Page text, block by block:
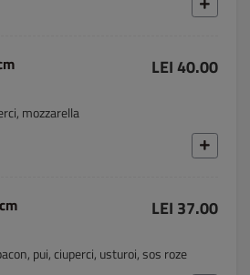
LEI 40.00
mozzarella
LEI 37.00
pui, ciuperci, usturoi, sos roze